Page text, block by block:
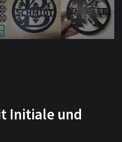
Initiale und